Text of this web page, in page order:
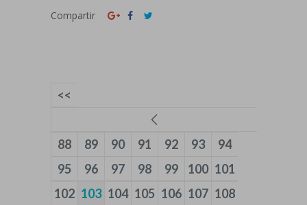
Compartir
<<
88 89 90 91 92 93
94
95
96 97 98 99 100 101
102 103 104 105 106 107 108